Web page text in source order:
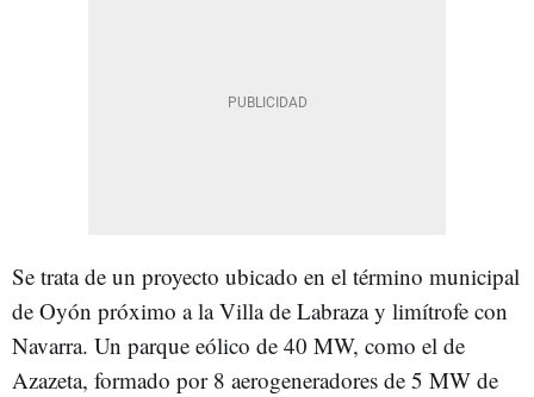
Se trata de un proyecto ubicado en el término municipal
de Oyón próximo a la Villa de Labraza y limítrofe con
Navarra. Un parque eólico de 40 MW, como el de
Azazeta, formado por 8 aerogeneradores de 5 MW de